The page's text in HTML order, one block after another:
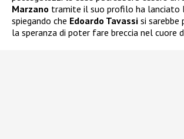
Marzano tramite il suo profilo ha lanciato
spiegando che Edoardo Tavassi si sarebbe
la speranza di poter fare breccia nel cuore